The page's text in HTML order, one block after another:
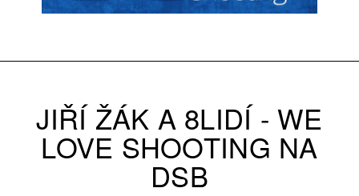
ENGLISH
JIŘÍ ŽÁK A 8LIDÍ - WE
LOVE SHOOTING NA
DSB